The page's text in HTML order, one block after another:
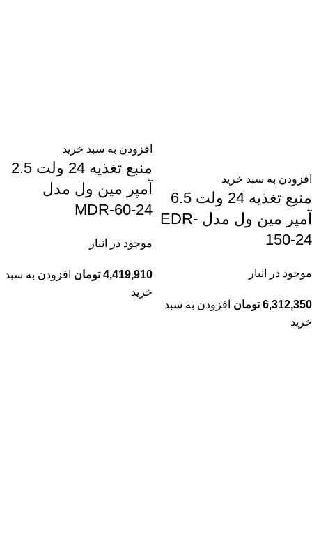
افزودن به سبد خرید
منبع تغذیه 24 ولت 6.5
آمپر مین ول مدل EDR-
150-24
موجود در انبار
6,312,350 تومان افزودن به سبد
خرید
افزودن به سبد خرید
منبع تغذیه 24 ولت 2.5
آمپر مین ول مدل
MDR-60-24
موجود در انبار
4,419,910 تومان افزودن به سبد
خرید